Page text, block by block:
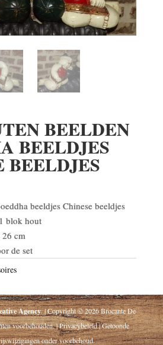
BEELDEN
BEELDJES
BEELDJES
beeldjes Chinese beeldjes
blok hout
26 cm
de set
Agency. | Copyright © 2026 Brocante De
voorbehouden. | Privacybeleid | Getoonde
onder voorbehoud.